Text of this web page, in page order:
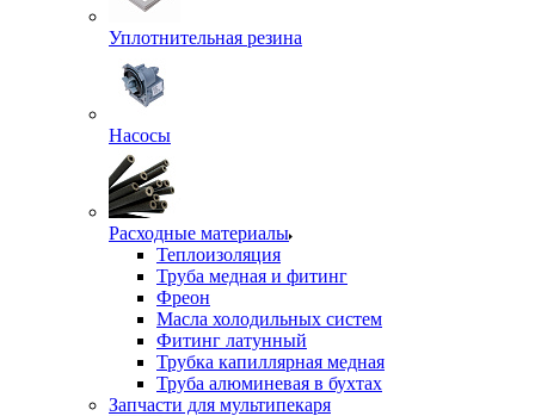
Уплотнительная резина
Насосы
Расходные материалы
Теплоизоляция
Труба медная и фитинг
Фреон
Масла холодильных систем
Фитинг латунный
Трубка капиллярная медная
Труба алюминевая в бухтах
Запчасти для мультипекаря